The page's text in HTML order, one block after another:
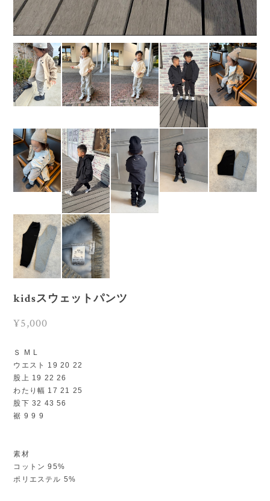
kidsスウェットパンツ
¥5,000
Ｓ M L
ウエスト 19 20 22
股上 19 22 26
わたり幅 17 21 25
股下 32 43 56
裾 9 9 9
素材
コットン 95%
ポリエステル 5%